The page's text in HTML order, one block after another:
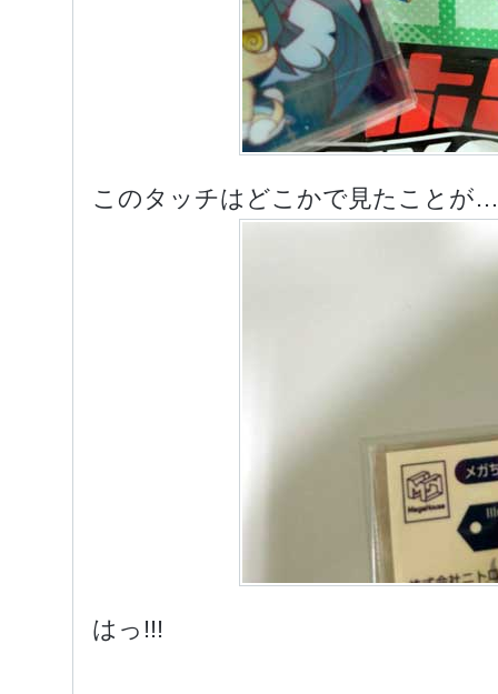
このタッチはどこかで見たこと
はっ!!!